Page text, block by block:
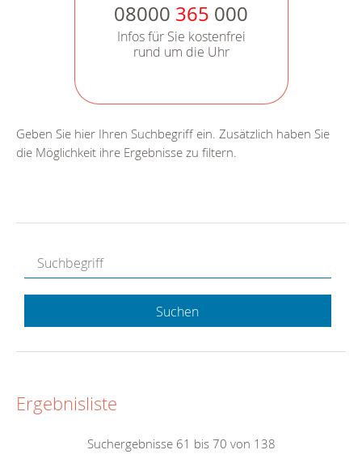
08000 365 000
Infos für Sie kostenfrei
rund um die Uhr
Geben Sie hier Ihren Suchbegriff ein. Zusätzlich haben Sie
die Möglichkeit ihre Ergebnisse zu filtern.
Suchen
Ergebnisliste
Suchergebnisse 61 bis 70 von 138